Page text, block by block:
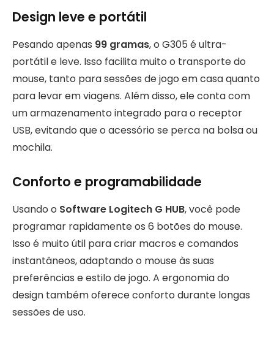
Design leve e portátil
Pesando apenas 99 gramas, o G305 é ultra-
portátil e leve. Isso facilita muito o transporte do
mouse, tanto para sessões de jogo em casa quanto
para levar em viagens. Além disso, ele conta com
um armazenamento integrado para o receptor
USB, evitando que o acessório se perca na bolsa ou
mochila.
Conforto e programabilidade
Usando o Software Logitech G HUB, você pode
programar rapidamente os 6 botões do mouse.
Isso é muito útil para criar macros e comandos
instantâneos, adaptando o mouse às suas
preferências e estilo de jogo. A ergonomia do
design também oferece conforto durante longas
sessões de uso.